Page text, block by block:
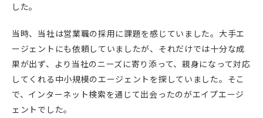
した。
当時、当社は営業職の採用に課題を感じていました。大手エ
ージェントにも依頼していましたが、それだけでは十分な成
果が出ず、より当社のニーズに寄り添って、親身になって対応
してくれる中小規模のエージェントを探していました。そこ
で、インターネット検索を通じて出会ったのがエイプエージ
ェントでした。